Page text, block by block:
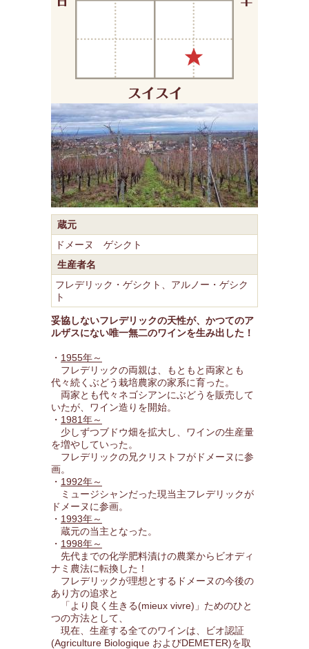
蔵元
ドメーヌ ゲシクト
生産者名
フレデリック・ゲシクト、アルノー・ゲシク
ト
妥協しないフレデリックの天性が、かつてのア
ルザスにない唯一無二のワインを生み出した！
・ 1955年～
フレデリックの両親は、もともと両家とも
代々続くぶどう栽培農家の家系に育った。
両家とも代々ネゴシアンにぶどうを販売して
いたが、ワイン造りを開始。
・ 1981年～
少しずつブドウ畑を拡大し、ワインの生産量
を増やしていった。
フレデリックの兄クリストフがドメーヌに参
画。
・ 1992年～
ミュージシャンだった現当主フレデリックが
ドメーヌに参画。
・ 1993年～
蔵元の当主となった。
・ 1998年～
先代までの化学肥料漬けの農業からビオディ
ナミ農法に転換した！
フレデリックが理想とするドメーヌの今後の
あり方の追求と
「より良く生きる(mieux vivre)」ためのひと
つの方法として、
現在、生産する全てのワインは、ビオ認証
(Agriculture Biologique およびDEMETER)を取